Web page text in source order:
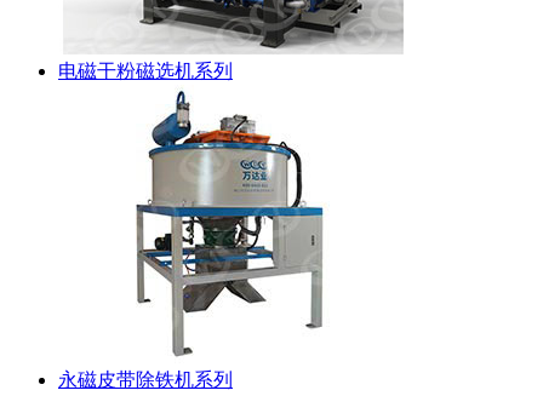
电磁干粉磁选机系列
永磁皮带除铁机系列